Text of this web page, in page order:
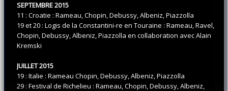
SEPTEMBRE 2015
11 : Croatie : Rameau, Chopin, Debussy, Albeniz, Piazzolla
19 et 20 : Logis de la Constantini-re en Touraine : Rameau, Ravel,
Chopin, Debussy, Albeniz, Piazzolla en collaboration avec Alain
Kremski
JUILLET 2015
19 : Italie : Rameau Chopin, Debussy, Albeniz, Piazzolla
29 : Festival de Richelieu : Rameau, Chopin, Debussy, Albeniz,